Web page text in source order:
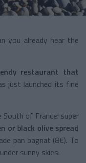
you already hear the
restaurant that
just launched its fine
of France: super
or black olive spread
pan bagnat (8€). To
sunny skies.